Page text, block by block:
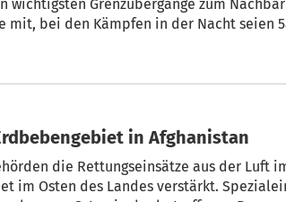
wichtigsten Grenzübergänge zum
mit, bei den Kämpfen in der Nacht seien
in Afghanistan
die Rettungseinsätze aus der Luft
im Osten des Landes verstärkt.